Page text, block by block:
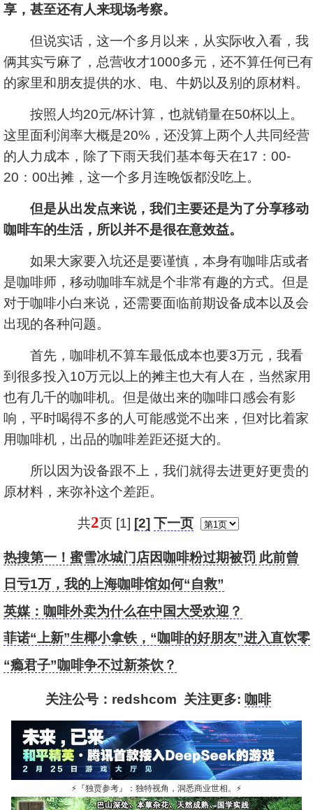
享，甚至还有人来现场考察。
但说实话，这一个多月以来，从实际收入看，我
俩其实亏麻了，总营收才1000多元，还不算任何已有
的家里和朋友提供的水、电、牛奶以及别的原材料。
按照人均20元/杯计算，也就销量在50杯以上。
这里面利润率大概是20%，还没算上两个人共同经营
的人力成本，除了下雨天我们基本每天在17：00-
20：00出摊，这一个多月连晚饭都没吃上。
但是从出发点来说，我们主要还是为了分享移动
咖啡车的生活，所以并不是很在意效益。
如果大家要入坑还是要谨慎，本身有咖啡店或者
是咖啡师，移动咖啡车就是个非常有趣的方式。但是
对于咖啡小白来说，还需要面临前期设备成本以及会
出现的各种问题。
首先，咖啡机不算车最低成本也要3万元，我看
到很多投入10万元以上的摊主也大有人在，当然家用
也有几千的咖啡机。但是做出来的咖啡口感会有影
响，平时喝得不多的人可能感觉不出来，但对比着家
用咖啡机，出品的咖啡差距还挺大的。
所以因为设备跟不上，我们就得去进更好更贵的
原材料，来弥补这个差距。
共2页 [1] [2] 下一页
热搜第一！蜜雪冰城门店因咖啡粉过期被罚 此前曾
多次被曝食安问题
日亏1万，我的上海咖啡馆如何“自救”
英媒：咖啡外卖为什么在中国大受欢迎？
菲诺“上新”生椰小拿铁，“咖啡的好朋友”进入直饮零
售赛道
“瘾君子”咖啡争不过新茶饮？
关注公号：redshcom 关注更多: 咖啡
⚡ 『独贾参考』：独特视角，洞悉商业世相。 ⚡